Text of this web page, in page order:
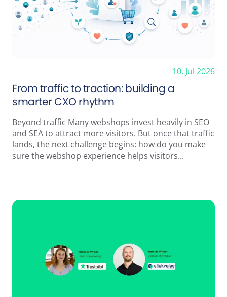
10. Jul 2026
From traffic to traction: building a
smarter CXO rhythm
Beyond traffic Many webshops invest heavily in SEO
and SEA to attract more visitors. But once that traffic
lands, the next challenge begins: how do you make
sure the webshop experience helps visitors...